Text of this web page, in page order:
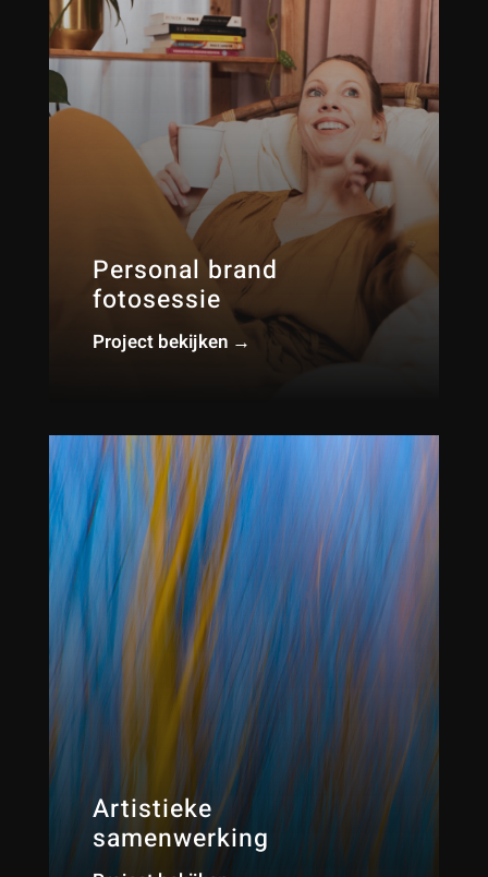
Personal brand
fotosessie
Project bekijken →
Artistieke
samenwerking